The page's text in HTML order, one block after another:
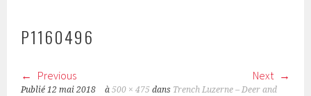
P1160496
Previous Next
Publié12 mai 2018 à500 × 475 dans Trench Luzerne – Deer and